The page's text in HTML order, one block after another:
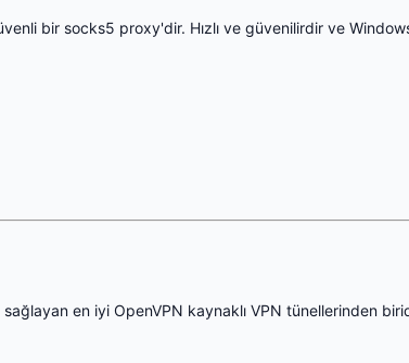
bir socks5 proxy'dir. Hızlı ve güvenilirdir ve
en iyi OpenVPN kaynaklı VPN tünellerinden